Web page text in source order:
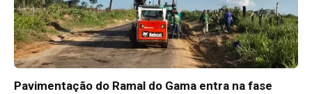
Pavimentação do Ramal do Gama entra na fase